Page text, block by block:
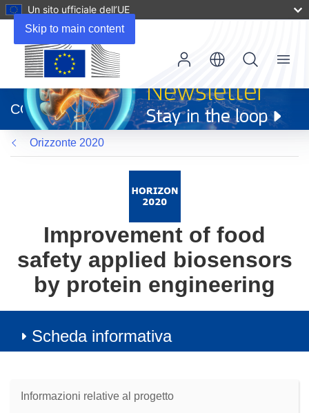
Skip to main content
Un sito ufficiale dell’UE
apre
in
una
nuova
finestra)
CORDIS
Menu
Orizzonte 2020
Improvement of food
safety applied biosensors
by protein engineering
Scheda informativa
Informazioni relative al progetto